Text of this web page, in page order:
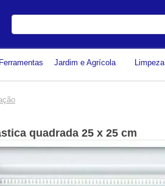
Digite
Ferramentas Jardim e Agrícola Limpeza
quadrada 25 x 25 cm